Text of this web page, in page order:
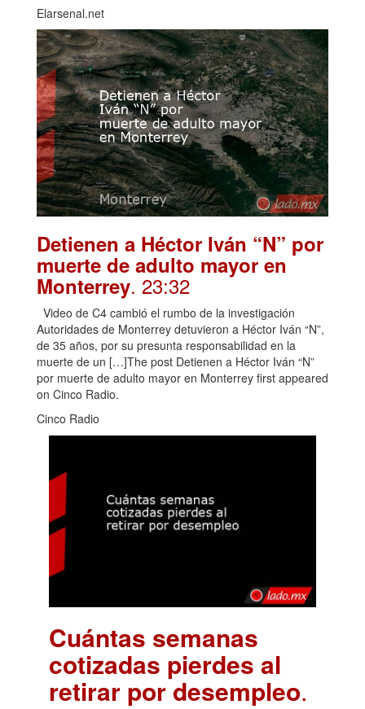
Elarsenal.net
Detienen a Héctor Iván “N” por
muerte de adulto mayor en
Monterrey. 23:32
Video de C4 cambió el rumbo de la investigación
Autoridades de Monterrey detuvieron a Héctor Iván “N”,
de 35 años, por su presunta responsabilidad en la
muerte de un […]The post Detienen a Héctor Iván “N”
por muerte de adulto mayor en Monterrey first appeared
on Cinco Radio.
Cinco Radio
Cuántas semanas
cotizadas pierdes al
retirar por desempleo.